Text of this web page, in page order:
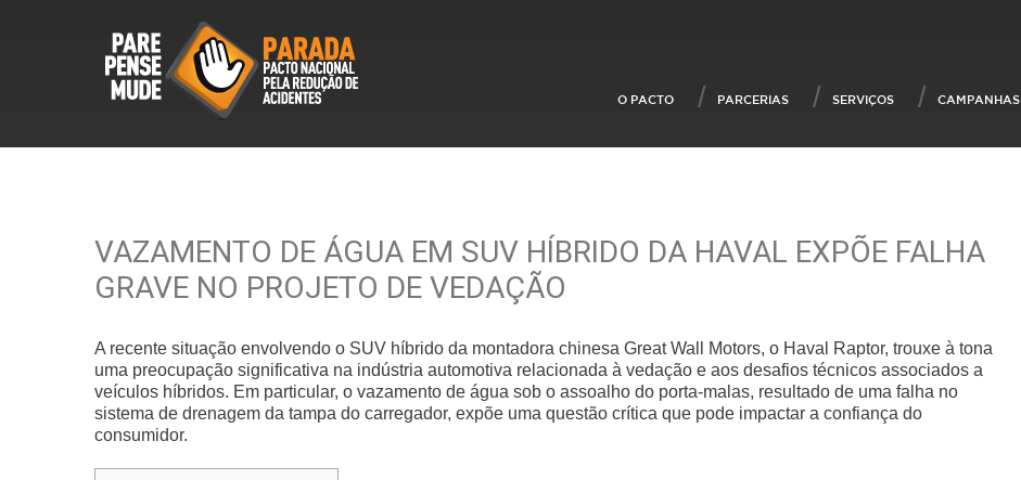
O PACTO PARCERIAS SERVIÇOS CAMPANHAS
VAZAMENTO DE ÁGUA EM SUV HÍBRIDO DA HAVAL EXPÕE FALHA
GRAVE NO PROJETO DE VEDAÇÃO
A recente situação envolvendo o SUV híbrido da montadora chinesa Great Wall Motors, o Haval Raptor, trouxe à tona
uma preocupação significativa na indústria automotiva relacionada à vedação e aos desafios técnicos associados a
veículos híbridos. Em particular, o vazamento de água sob o assoalho do porta-malas, resultado de uma falha no
sistema de drenagem da tampa do carregador, expõe uma questão crítica que pode impactar a confiança do
consumidor.